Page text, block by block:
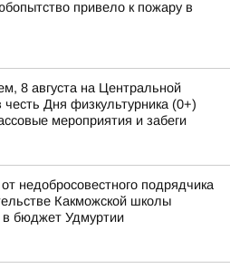
привело к пожару в
8 августа на Центральной
Дня физкультурника (0+)
мероприятия и забеги
недобросовестного подрядчика
Какможской школы
в бюджет Удмуртии